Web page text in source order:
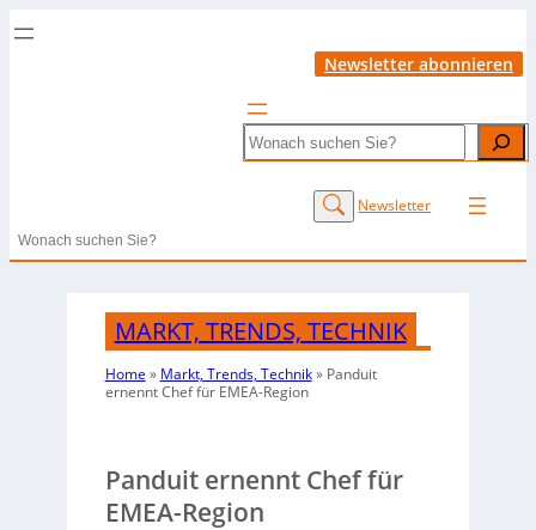
Newsletter abonnieren
Search
Newsletter
Search
MARKT, TRENDS, TECHNIK
Home » Markt, Trends, Technik» Panduit
ernennt Chef für EMEA-Region
Panduit ernennt Chef für
EMEA-Region